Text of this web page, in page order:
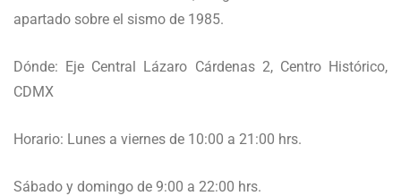
apartado sobre el sismo de 1985.
Dónde: Eje Central Lázaro Cárdenas 2, Centro Histórico,
CDMX
Horario: Lunes a viernes de 10:00 a 21:00 hrs.
Sábado y domingo de 9:00 a 22:00 hrs.